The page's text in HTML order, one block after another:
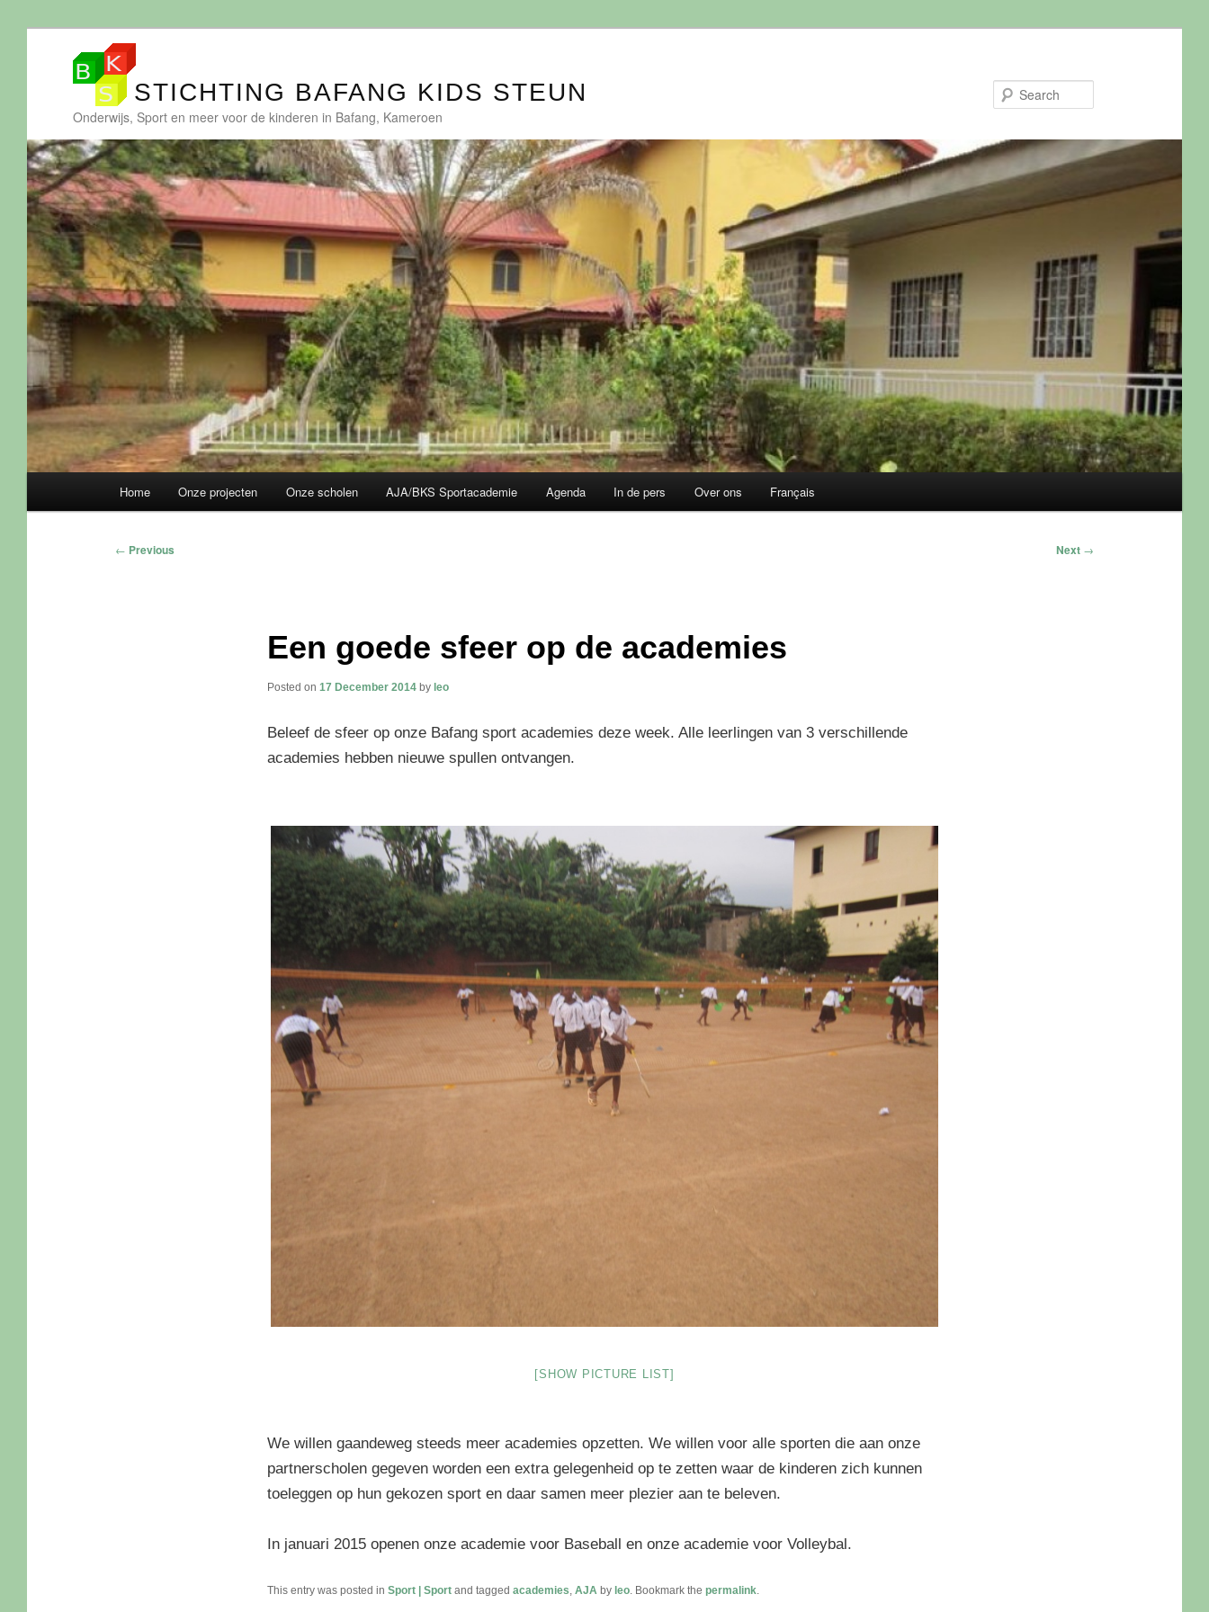
STICHTING BAFANG KIDS STEUN
Onderwijs, Sport en meer voor de kinderen in Bafang, Kameroen
Skip
Skip
Home Onze projecten Onze scholen AJA/BKS Sportacademie Agenda In de pers Over ons Français
Post
← Previous Next →
Een goede sfeer op de academies
Posted on 17 December 2014 by leo
Beleef de sfeer op onze Bafang sport academies deze week. Alle leerlingen van 3 verschillende
academies hebben nieuwe spullen ontvangen.
[SHOW PICTURE LIST]
We willen gaandeweg steeds meer academies opzetten. We willen voor alle sporten die aan onze
partnerscholen gegeven worden een extra gelegenheid op te zetten waar de kinderen zich kunnen
toeleggen op hun gekozen sport en daar samen meer plezier aan te beleven.
In januari 2015 openen onze academie voor Baseball en onze academie voor Volleybal.
This entry was posted in Sport | Sportand tagged academies AJA by leo. Bookmark the permalink.